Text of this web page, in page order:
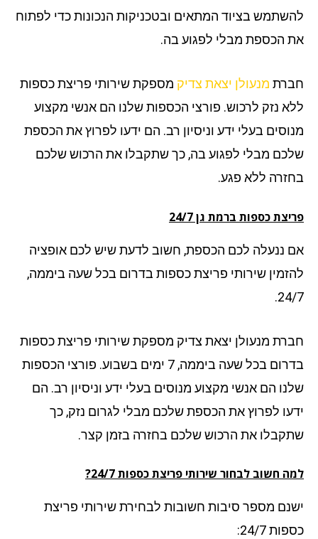
בציוד המתאים ובטכניקות הנכונות כדי לפתוח
הכספת מבלי לפגוע בה.
מנעולן יצאת צדיק מספקת שירותי פריצת כספות
נזק לרכוש. פורצי הכספות שלנו הם אנשי מקצוע
בעלי ידע וניסיון רב. הם ידעו לפרוץ את הכספת
מבלי לפגוע בה, כך שתקבלו את הרכוש שלכם
ללא פגע.
כספות ברמת גן 24/7
ננעלה לכם הכספת, חשוב לדעת שיש לכם אופציה
שירותי פריצת כספות בדרום בכל שעה ביממה,
מנעולן יצאת צדיק מספקת שירותי פריצת כספות
בדרום בכל שעה ביממה, 7 ימים בשבוע. פורצי הכספות
הם אנשי מקצוע מנוסים בעלי ידע וניסיון רב. הם
לפרוץ את הכספת שלכם מבלי לגרום נזק, כך
את הרכוש שלכם בחזרה בזמן קצר.
חשוב לבחור שירותי פריצת כספות 24/7?
מספר סיבות חשובות לבחירת שירותי פריצת
24/7: